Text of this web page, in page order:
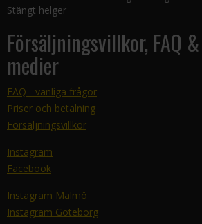
Stängt helger
Försäljningsvillkor, FAQ
medier
FAQ - vanliga frågor
Priser och betalning
Försäljningsvillkor
Instagram
Facebook
Instagram Malmö
Instagram Göteborg